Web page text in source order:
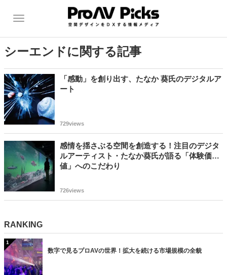
シーエンドに関する記事
「感動」を創り出す、たなか 葵氏のデジタルア
ート
729views
感情を揺さぶる空間を創造する！注目のデジタ
ルアーティスト・たなか葵氏が語る「体験価
値」へのこだわり
726views
RANKING
1
数字で見るプロAVの世界！拡大を続ける市場規模の全貌